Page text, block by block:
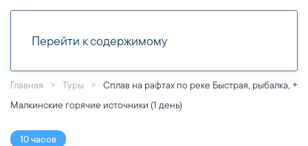
Перейти к содержимому
Главная Туры
Сплав на рафтах по реке Быстрая, рыбалка, +
Малкинские горячие источники (1 день)
10 часов